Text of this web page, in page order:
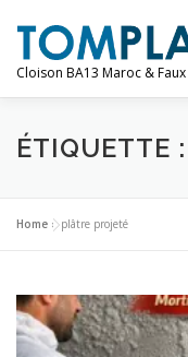
contenu
Cloison BA13 Maroc &
AMÉNAGEMENT
CONTACT
ÉTIQUETTE :
Home »plâtre projeté